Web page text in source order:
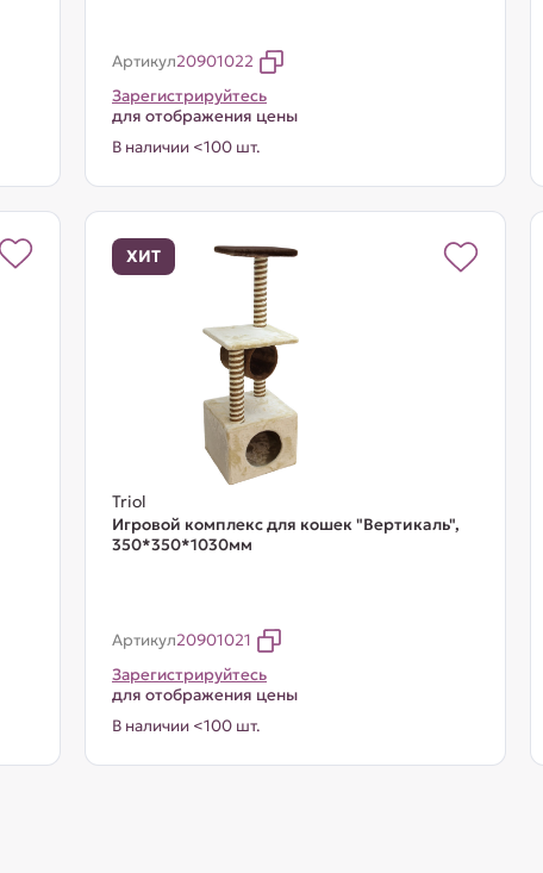
Артикул20901022
Зарегистрируйтесь
для отображения цены
В наличии <100 шт.
ХИТ
Triol
Игровой комплекс для кошек "Вертикаль",
350*350*1030мм
Артикул20901021
Зарегистрируйтесь
для отображения цены
В наличии <100 шт.